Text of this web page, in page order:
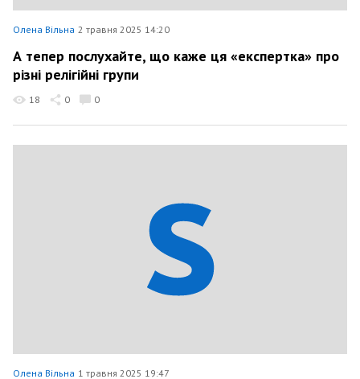
Олена Вільна 2 травня 2025 14:20
А тепер послухайте, що каже ця «експертка» про
різні релігійні групи
18 0 0
Олена Вільна 1 травня 2025 19:47